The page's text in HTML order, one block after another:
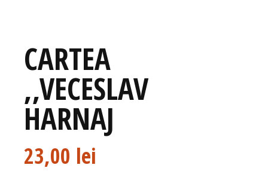
CARTEA
,,VECESLAV
HARNAJ
23,00 lei